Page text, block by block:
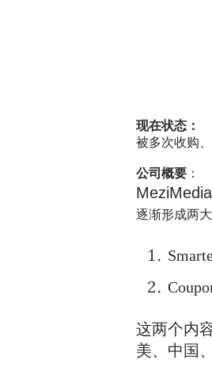
现在状态：
被多次收购
公司概要 ：
MeziMedia
逐渐形成两
这两个内
美、中国